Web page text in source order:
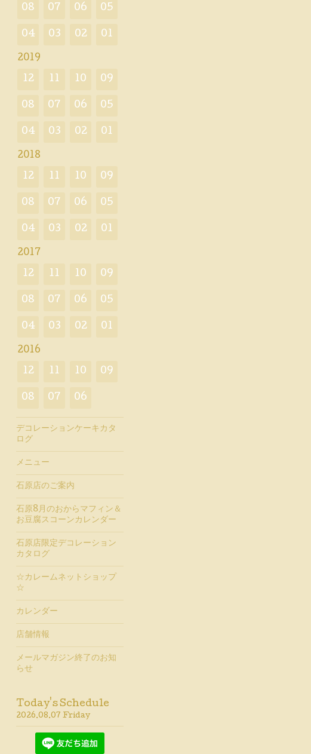
08 07 06 05
04 03 02 01
2019
12 11 10 09
08 07 06 05
04 03 02 01
2018
12 11 10 09
08 07 06 05
04 03 02 01
2017
12 11 10 09
08 07 06 05
04 03 02 01
2016
12 11 10 09
08 07 06
デコレーションケーキカタ
ログ
メニュー
石原店のご案内
石原8月のおからマフィン＆
お豆腐スコーンカレンダー
石原店限定デコレーション
カタログ
☆カレームネットショップ
☆
カレンダー
店舗情報
メールマガジン終了のお知
らせ
Today's Schedule
2026.08.07 Friday